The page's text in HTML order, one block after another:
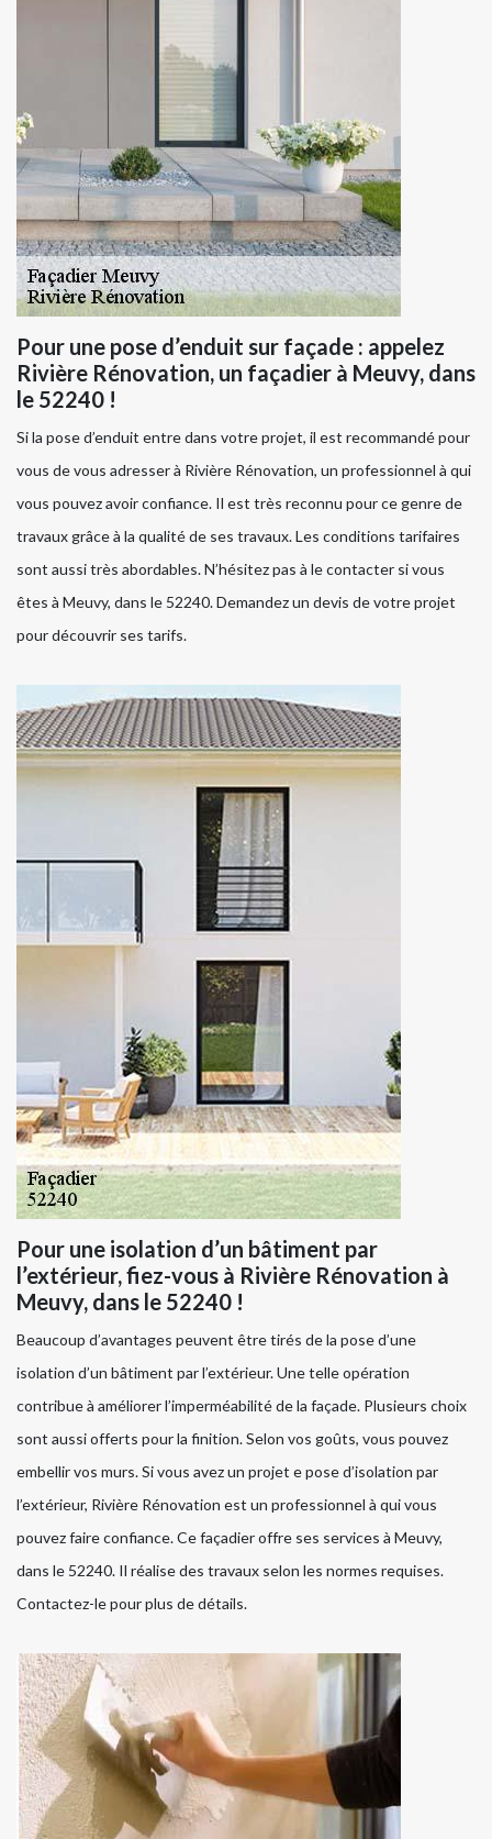
Pour une pose d’enduit sur façade : appelez
Rivière Rénovation, un façadier à Meuvy, dans
le 52240 !
Si la pose d’enduit entre dans votre projet, il est recommandé pour
vous de vous adresser à Rivière Rénovation, un professionnel à qui
vous pouvez avoir confiance. Il est très reconnu pour ce genre de
travaux grâce à la qualité de ses travaux. Les conditions tarifaires
sont aussi très abordables. N’hésitez pas à le contacter si vous
êtes à Meuvy, dans le 52240. Demandez un devis de votre projet
pour découvrir ses tarifs.
Pour une isolation d’un bâtiment par
l’extérieur, fiez-vous à Rivière Rénovation à
Meuvy, dans le 52240 !
Beaucoup d’avantages peuvent être tirés de la pose d’une
isolation d’un bâtiment par l’extérieur. Une telle opération
contribue à améliorer l’imperméabilité de la façade. Plusieurs choix
sont aussi offerts pour la finition. Selon vos goûts, vous pouvez
embellir vos murs. Si vous avez un projet e pose d’isolation par
l’extérieur, Rivière Rénovation est un professionnel à qui vous
pouvez faire confiance. Ce façadier offre ses services à Meuvy,
dans le 52240. Il réalise des travaux selon les normes requises.
Contactez-le pour plus de détails.